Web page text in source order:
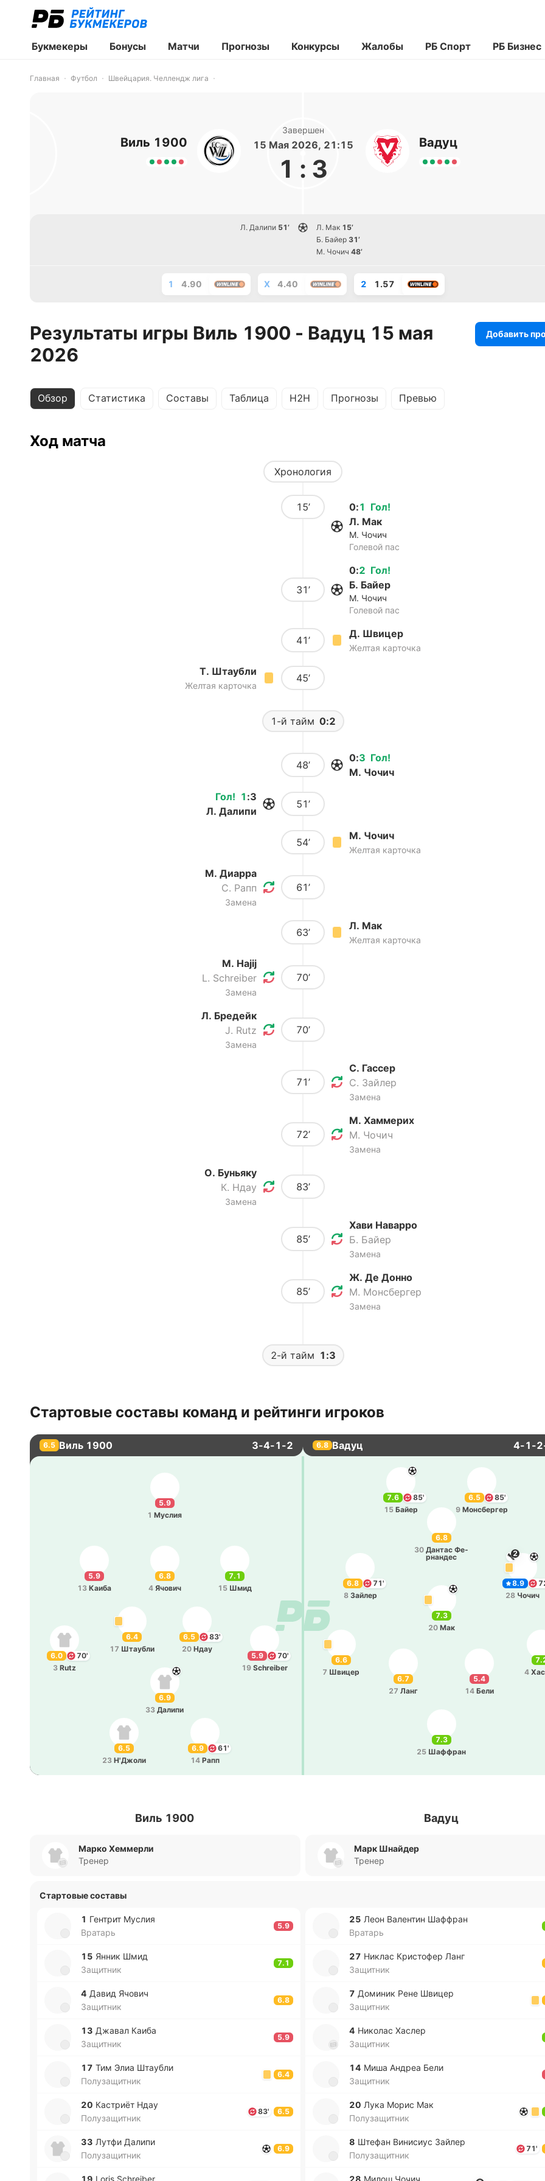
Букмекеры Бонусы Матчи Прогнозы Конкурсы Жалобы РБ Спорт РБ Бизнес
Главная Футбол Швейцария. Челлендж лига
Виль 1900
Завершен
15 Мая 2026, 21:15
1 : 3
Вадуц
Л. Далипи 51’ Л. Мак 15’
Б. Байер 31’
М. Чочич 48’
1 4.90 X 4.40 2 1.57
Результаты игры Виль 1900 - Вадуц 15 мая
2026
Добавить
Обзор Статистика Составы Таблица H2H Прогнозы Превью
Ход матча
Хронология
15’ Гол!
0:1
Л. Мак
М. Чочич
Голевой пас
31’
Гол!
0:2
Б. Байер
М. Чочич
Голевой пас
41’
Д. Швицер
Желтая карточка
Т. Штаубли
Желтая карточка
45’
1-й тайм 0:2
48’
Гол!
0:3
М. Чочич
Гол! 1 :3
Л. Далипи
51’
54’
М. Чочич
Желтая карточка
М. Диарра
С. Рапп
Замена
61’
63’
Л. Мак
Желтая карточка
M. Hajij
L. Schreiber
Замена
70’
Л. Бредейк
J. Rutz
Замена
70’
71’
С. Гассер
С. Зайлер
Замена
72’
М. Хаммерих
М. Чочич
Замена
О. Буньяку
К. Ндау
Замена
83’
85’
Хави Наварро
Б. Байер
Замена
85’
Ж. Де Донно
М. Монсбергер
Замена
2-й тайм 1:3
Стартовые составы команд и рейтинги игроков
6.5 Виль 1900 3-4-1-2 6.8 Вадуц 4-1-
5.9
1 Муслия
7.1
15 Шмид
6.8
4 Ячович
5.9
13 Каиба
6.4
17 Штау­бли
6.5
83'
20 Ндау
6.9
33 Далипи
5.9
70'
19 Schreiber
6.0
70'
3 Rutz
6.9
61'
14 Рапп
6.5
23 Н'Джо­ли
7.3
25 Ша­ффран
6.7
27 Ланг
6.6
7 Швицер
4
5.4
14 Бели
7.3
20 Мак
6.8
71'
8 Зайлер
8.9
2
28 Чочич
6.8
30 Дантас Фе­
рна­ндес
6.5
85'
9 Мо­нсбе­ргер
7.6
85'
15 Байер
Виль 1900 Вадуц
Марко Хеммерли
Тренер
Марк Шнайдер
Тренер
Стартовые составы
1 Ге­нтрит Муслия
Вратарь
5.9
15 Янник Шмид
Защитник
7.1
4 Давид Ячович
Защитник
6.8
13 Джавал Каиба
Защитник
5.9
17 Тим Элиа Штау­бли
Полузащитник
6.4
20 Ка­стриёт Ндау
Полузащитник
83' 6.5
33 Лутфи Далипи
Полузащитник
6.9
19 Loris Schreiber
25 Леон Ва­ле­нтин Ша­ффран
Вратарь
27 Никлас Кри­сто­фер Ланг
Защитник
7 До­ми­ник Рене Швицер
Защитник
4 Ни­ко­лас Хаслер
Защитник
14 Миша Андреа Бели
Защитник
20 Лука Морис Мак
Полузащитник
8 Штефан Ви­ни­сиус Зайлер
Полузащитник
71'
28 Милош Чочич